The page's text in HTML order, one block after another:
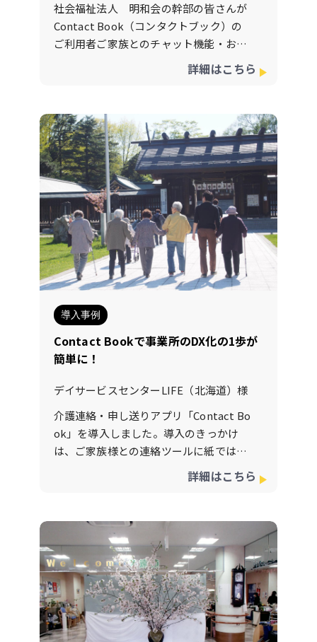
社会福祉法人 明和会の幹部の皆さんが
Contact Book（コンタクトブック）の
ご利用者ご家族とのチャット機能・お知
らせ一括送信機能・アプリによる請求書
通知の3つの機能を気に入って下さり、
価値があると仰って下さりContactBook
の良さをご理解いただき、本当に感謝で
す。もちろんContactBookの機能は上記
の3点だけでは無く、他にも使える機能
がございますので、こちらも施設形態や
種別によって、応用的な使用方法もある
事をお伝えさせていただくとより価値を
感じていただけて本当に嬉しく思いま
す。法人幹部の方々がDX化に対するご理
解と何よりも明和会様は、ご利用者様は
もちろんご家族様、働くスタッフさんへ
の思いやりや負担軽減への意識が高く、
素晴らしい法人様だと感じました。介護
サービスに素敵な想いを持った明和会様
にご導入いただけました事を大変誇らし
て、素敵なコミュニケーションが図られ
ることを楽しみに思っております。
詳細はこちら
導入事例
Contact Bookで事業所のDX化の1歩が
簡単に！
デイサービスセンターLIFE（北海道）様
介護連絡・申し送りアプリ「Contact Bo
ok」を導入しました。導入のきっかけ
は、ご家族様との連絡ツールに紙ではな
いアプリのうようなものが無いかとネッ
ト検索したら、こちらのContactBookの
だいたのがきっかけです。とにかくレス
ポンスが早く、資料や説明動画が豊富な
上にアプリの使用料がお安いのが魅力に
感じました。しかも、ご家族様にお知ら
せや毎月の請求書や領収書も郵送してい
たのですが、ContactBookを導入するこ
とでアプリで全て通知が出来てしまう
詳細はこちら